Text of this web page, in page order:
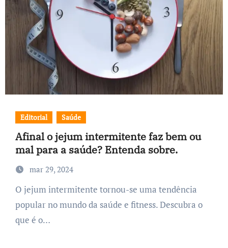
Editorial Saúde
Afinal o jejum intermitente faz bem ou
mal para a saúde? Entenda sobre.
mar 29, 2024
O jejum intermitente tornou-se uma tendência
popular no mundo da saúde e fitness. Descubra o
que é o…